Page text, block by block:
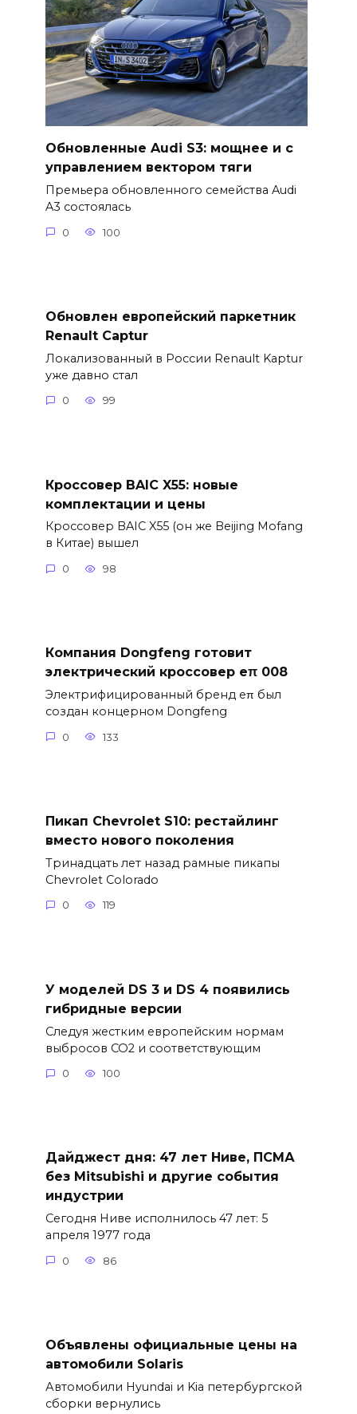
Обновленные Audi S3: мощнее и с
управлением вектором тяги
Премьера обновленного семейства Audi
A3 состоялась
0 100
Обновлен европейский паркетник
Renault Captur
Локализованный в России Renault Kaptur
уже давно стал
0 99
Кроссовер BAIC X55: новые
комплектации и цены
Кроссовер BAIC X55 (он же Beijing Mofang
в Китае) вышел
0 98
Компания Dongfeng готовит
электрический кроссовер eπ 008
Электрифицированный бренд eπ был
создан концерном Dongfeng
0 133
Пикап Chevrolet S10: рестайлинг
вместо нового поколения
Тринадцать лет назад рамные пикапы
Chevrolet Colorado
0 119
У моделей DS 3 и DS 4 появились
гибридные версии
Следуя жестким европейским нормам
выбросов CO2 и соответствующим
0 100
Дайджест дня: 47 лет Ниве, ПСМА
без Mitsubishi и другие события
индустрии
Сегодня Ниве исполнилось 47 лет: 5
апреля 1977 года
0 86
Объявлены официальные цены на
автомобили Solaris
Автомобили Hyundai и Kia петербургской
сборки вернулись